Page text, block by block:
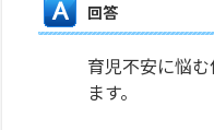
回答
育児不安に悩
ます。